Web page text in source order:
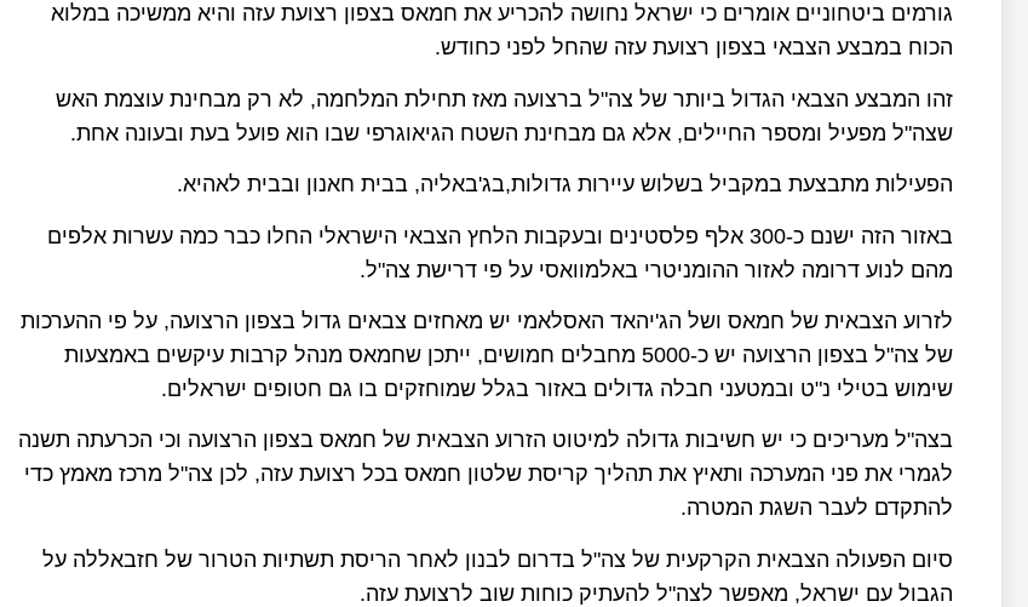
גורמים ביטחוניים אומרים כי ישראל נחושה להכריע את חמאס בצפון רצועת עזה והיא ממשיכה במלוא
הכוח במבצע הצבאי בצפון רצועת עזה שהחל לפני כחודש.
זהו המבצע הצבאי הגדול ביותר של צה"ל ברצועה מאז תחילת המלחמה, לא רק מבחינת עוצמת האש
שצה"ל מפעיל ומספר החיילים, אלא גם מבחינת השטח הגיאוגרפי שבו הוא פועל בעת ובעונה אחת.
הפעילות מתבצעת במקביל בשלוש עיירות גדולות,בג'באליה, בבית חאנון ובבית לאהיא.
באזור הזה ישנם כ-300 אלף פלסטינים ובעקבות הלחץ הצבאי הישראלי החלו כבר כמה עשרות אלפים
מהם לנוע דרומה לאזור ההומניטרי באלמוואסי על פי דרישת צה"ל.
לזרוע הצבאית של חמאס ושל הג'יהאד האסלאמי יש מאחזים צבאים גדול בצפון הרצועה, על פי ההערכות
של צה"ל בצפון הרצועה יש כ-5000 מחבלים חמושים, ייתכן שחמאס מנהל קרבות עיקשים באמצעות
שימוש בטילי נ"ט ובמטעני חבלה גדולים באזור בגלל שמוחזקים בו גם חטופים ישראלים.
בצה"ל מעריכים כי יש חשיבות גדולה למיטוט הזרוע הצבאית של חמאס בצפון הרצועה וכי הכרעתה תשנה
לגמרי את פני המערכה ותאיץ את תהליך קריסת שלטון חמאס בכל רצועת עזה, לכן צה"ל מרכז מאמץ כדי
להתקדם לעבר השגת המטרה.
סיום הפעולה הצבאית הקרקעית של צה"ל בדרום לבנון לאחר הריסת תשתיות הטרור של חזבאללה על
הגבול עם ישראל, מאפשר לצה"ל להעתיק כוחות שוב לרצועת עזה.